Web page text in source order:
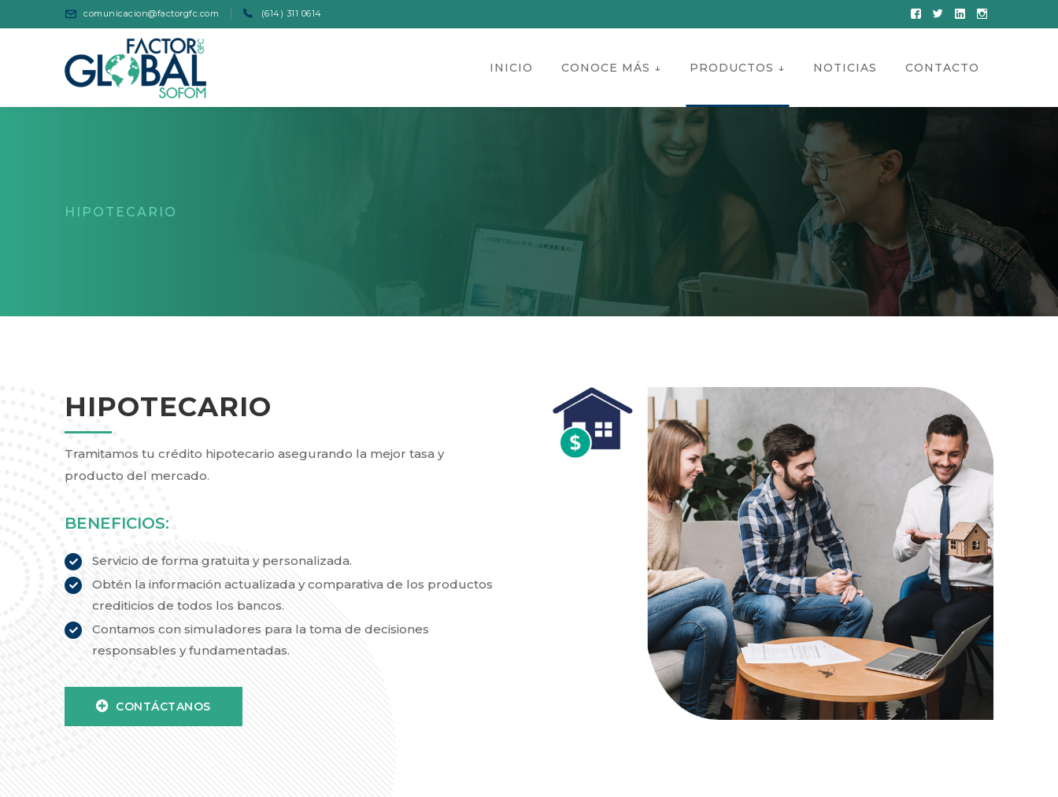
comunicacion@factorgfc.com (614) 311 0614
Facebook
TwitterLinkedInInstagram
INICIO CONOCE MÁS ↓ PRODUCTOS ↓ NOTICIAS CONTACTO
HIPOTECARIO
HIPOTECARIO
Tramitamos tu crédito hipotecario asegurando la mejor tasa y
producto del mercado.
BENEFICIOS:
Servicio de forma gratuita y personalizada.
Obtén la información actualizada y comparativa de los productos
crediticios de todos los bancos.
Contamos con simuladores para la toma de decisiones
responsables y fundamentadas.
CONTÁCTANOS